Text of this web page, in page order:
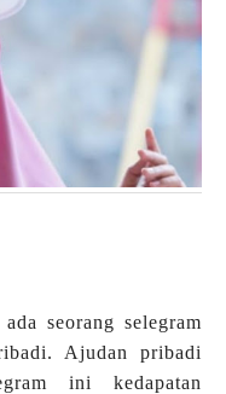
seorang selegram
Ajudan pribadi
ini kedapatan